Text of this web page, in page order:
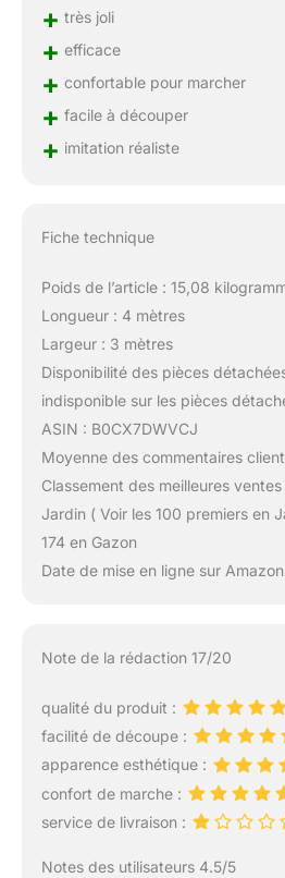
+ très joli
+ efficace
+ confortable pour marcher
+ facile à découper
+ imitation réaliste
Fiche technique
Poids de l’article : 15,08
Longueur : 4 mètres
Largeur : 3 mètres
Disponibilité des pièces
indisponible sur les pièces
ASIN : B0CX7DWVCJ
Moyenne des commentaires
Classement des meilleures
Jardin ( Voir les 100 premiers en
174 en Gazon
Date de mise en ligne sur
Note de la rédaction 17/20
qualité du produit :
facilité de découpe :
apparence esthétique :
confort de marche :
service de livraison :
Notes des utilisateurs 4.5/5